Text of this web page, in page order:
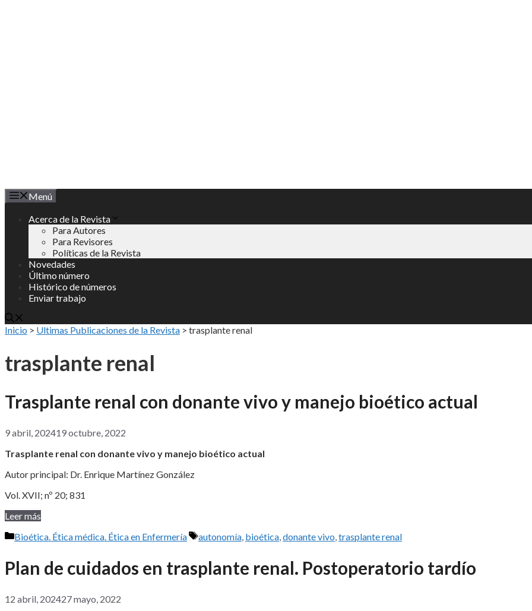
Menú
Acerca de la Revista
Para Autores
Para Revisores
Políticas de la Revista
Novedades
Último número
Histórico de números
Enviar trabajo
Inicio > Ultimas Publicaciones de la Revista > trasplante renal
trasplante renal
Trasplante renal con donante vivo y manejo bioético actual
9 abril, 202419 octubre, 2022
Trasplante renal con donante vivo y manejo bioético actual
Autor principal: Dr. Enrique Martínez González
Vol. XVII; nº 20; 831
Leer más
Categorías
Bioética. Ética médica. Ética en Enfermería Etiquetas
autonomía, bioética,donante vivo,trasplante renal
Plan de cuidados en trasplante renal. Postoperatorio tardío
12 abril, 202427 mayo, 2022